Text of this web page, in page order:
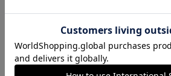
26/27 レプリカユニフォ
ーム(FP1st)
17,600円～21,901円
会員特典
26/27 オーセンティック
ユニフォーム(FP1st)
26,100円～30,400円
会員特典